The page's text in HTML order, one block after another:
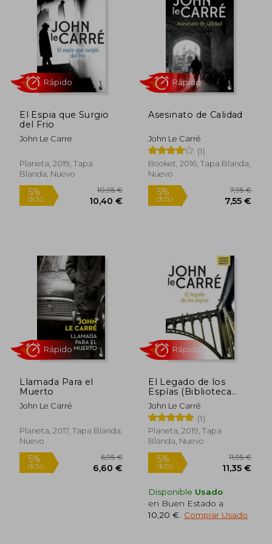
varias de sus novelas y es símbolo de la
complejidad moral en el mundo del
espionaje.
El Espia que Surgio
del Frio
John Le Carre
Planeta, 2019, Tapa
Blanda, Nuevo
5%
dcto. 10,40 €
Asesinato de Calidad
John Le Carré
(1)
Booket, 2016, Tapa Blanda,
Nuevo
5%
dcto.
Rápido
Llamada Para el
Muerto
John Le Carré
Planeta, 2017, Tapa Blanda,
Nuevo
El Legado de los
Espías (Biblioteca
John le Carré)
John Le Carré
(1)
Planeta, 2019, Tapa
Blanda, Nuevo
Disponible Usado
en Buen Estado a
10,20 € Comprar Usado